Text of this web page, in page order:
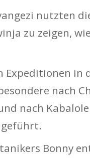
nutzten
zu zeigen,
Expeditionen
nach
nach
Bonny